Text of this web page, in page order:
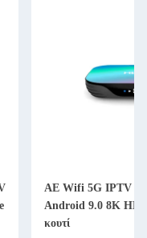
ΑΕ Wifi 5G IPTV
Android 9.0 8K HK1
κουτί